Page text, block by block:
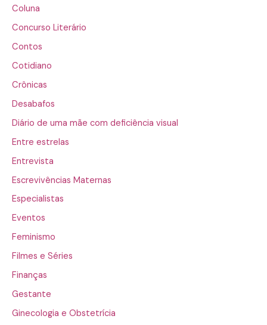
Coluna
Concurso Literário
Contos
Cotidiano
Crônicas
Desabafos
Diário de uma mãe com deficiência visual
Entre estrelas
Entrevista
Escrevivências Maternas
Especialistas
Eventos
Feminismo
Filmes e Séries
Finanças
Gestante
Ginecologia e Obstetrícia